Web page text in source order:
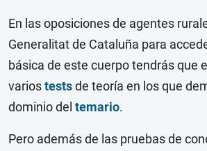
En las oposiciones de agentes
Generalitat de Cataluña para
básica de este cuerpo tendrás que
variostestsde teoría en los que
dominio del temario.
Pero además de las pruebas de